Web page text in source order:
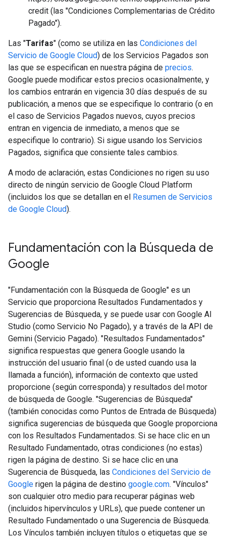
credit (las "Condiciones Complementarias de Crédito
Pagado").
Las "Tarifas" (como se utiliza en las Condiciones del
Servicio de Google Cloud) de los Servicios Pagados son
las que se especifican en nuestra página de precios.
Google puede modificar estos precios ocasionalmente, y
los cambios entrarán en vigencia 30 días después de su
publicación, a menos que se especifique lo contrario (o en
el caso de Servicios Pagados nuevos, cuyos precios
entran en vigencia de inmediato, a menos que se
especifique lo contrario). Si sigue usando los Servicios
Pagados, significa que consiente tales cambios.
A modo de aclaración, estas Condiciones no rigen su uso
directo de ningún servicio de Google Cloud Platform
(incluidos los que se detallan en el Resumen de Servicios
de Google Cloud).
Fundamentación con la Búsqueda de
Google​​
"Fundamentación con la Búsqueda de Google" es un
Servicio que proporciona Resultados Fundamentados y
Sugerencias de Búsqueda, y se puede usar con Google AI
Studio (como Servicio No Pagado), y a través de la API de
Gemini (Servicio Pagado). "Resultados Fundamentados"
significa respuestas que genera Google usando la
instrucción del usuario final (o de usted cuando usa la
llamada a función), información de contexto que usted
proporcione (según corresponda) y resultados del motor
de búsqueda de Google. "Sugerencias de Búsqueda"
(también conocidas como Puntos de Entrada de Búsqueda)
significa sugerencias de búsqueda que Google proporciona
con los Resultados Fundamentados. Si se hace clic en un
Resultado Fundamentado, otras condiciones (no estas)
rigen la página de destino. Si se hace clic en una
Sugerencia de Búsqueda, las Condiciones del Servicio de
Google rigen la página de destino google.com. "Vínculos"
son cualquier otro medio para recuperar páginas web
(incluidos hipervínculos y URLs), que puede contener un
Resultado Fundamentado o una Sugerencia de Búsqueda.
Los Vínculos también incluyen títulos o etiquetas que se